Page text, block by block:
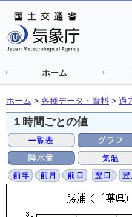
ホーム
ホーム > 各種データ・資料 > 過
１時間ごとの値